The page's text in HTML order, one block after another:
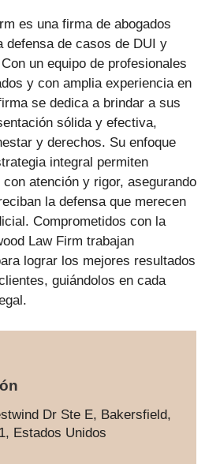
es una firma de abogados
defensa de casos de DUI y
un equipo de profesionales
y con amplia experiencia en
se dedica a brindar a sus
sólida y efectiva,
y derechos. Su enfoque
integral permiten
atención y rigor, asegurando
la defensa que merecen
Comprometidos con la
Law Firm trabajan
lograr los mejores resultados
guiándolos en cada
Dr Ste E, Bakersfield,
Estados Unidos